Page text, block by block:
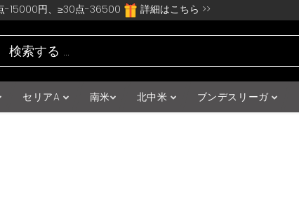
-15000円、≥30点-36500 詳細はこちら >>
セリアA 南米 北中米 ブンデスリーガ